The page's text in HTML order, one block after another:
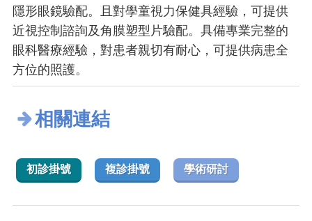
隱形眼鏡驗配。且對學童視力保健具經驗，可提供
近視控制諮詢及角膜塑型片驗配。具備專業完整的
眼科醫療經驗，對患者親切有耐心，可提供病患全
方位的照護。
相關連結
初診掛號 複診掛號 學術研討